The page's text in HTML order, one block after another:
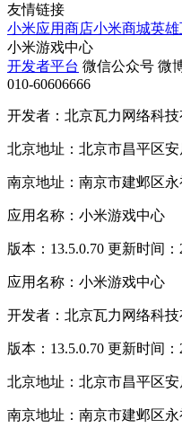
友情链接
小米应用商店小米商城英雄
小米游戏中心
开发者平台 微信公众号 微
010-60606666
开发者：北京瓦力网络科技
北京地址：北京市昌平区
南京地址：南京市建邺区
应用名称：小米游戏中心
版本：13.5.0.70 更新时间：
应用名称：小米游戏中心
开发者：北京瓦力网络科技
版本：13.5.0.70 更新时间：
北京地址：北京市昌平区
南京地址：南京市建邺区